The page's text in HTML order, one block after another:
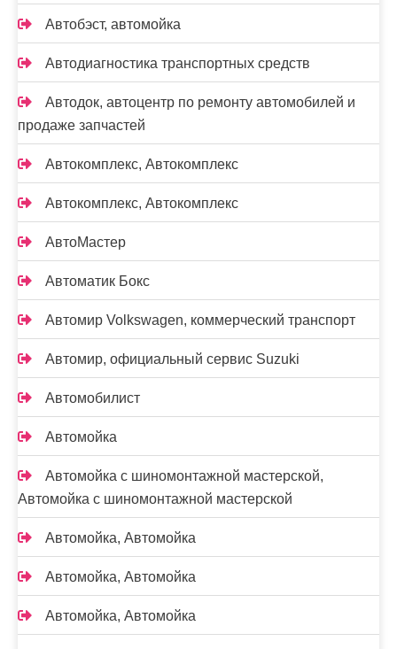
Автобэст, автомойка
Автодиагностика транспортных средств
Автодок, автоцентр по ремонту автомобилей и
продаже запчастей
Автокомплекс, Автокомплекс
Автокомплекс, Автокомплекс
АвтоМастер
Автоматик Бокс
Автомир Volkswagen, коммерческий транспорт
Автомир, официальный сервис Suzuki
Автомобилист
Автомойка
Автомойка с шиномонтажной мастерской,
Автомойка с шиномонтажной мастерской
Автомойка, Автомойка
Автомойка, Автомойка
Автомойка, Автомойка